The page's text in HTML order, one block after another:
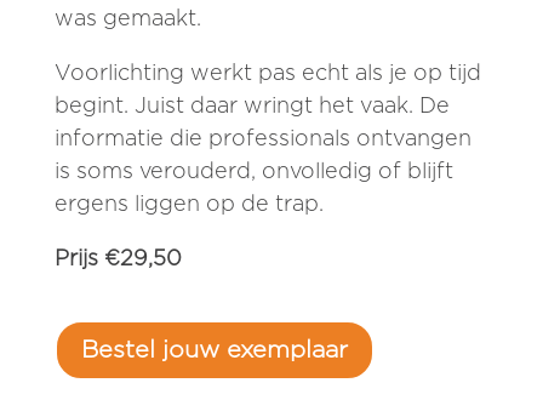
was gemaakt.
Voorlichting werkt pas echt als je op tijd
begint. Juist daar wringt het vaak. De
informatie die professionals ontvangen
is soms verouderd, onvolledig of blijft
ergens liggen op de trap.
Prijs €29,50
Bestel jouw exemplaar